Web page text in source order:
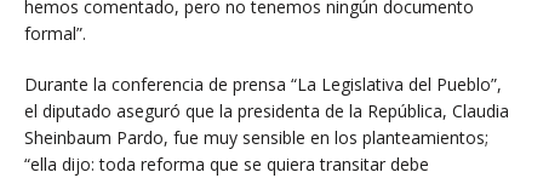
hemos comentado, pero no tenemos ningún documento
formal”.
Durante la conferencia de prensa “La Legislativa del Pueblo”,
el diputado aseguró que la presidenta de la República, Claudia
Sheinbaum Pardo, fue muy sensible en los planteamientos;
“ella dijo: toda reforma que se quiera transitar debe